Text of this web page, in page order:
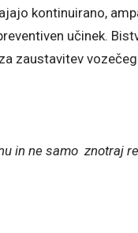
kontinuirano,
učinek.
zaustavitev
in ne samo znotraj